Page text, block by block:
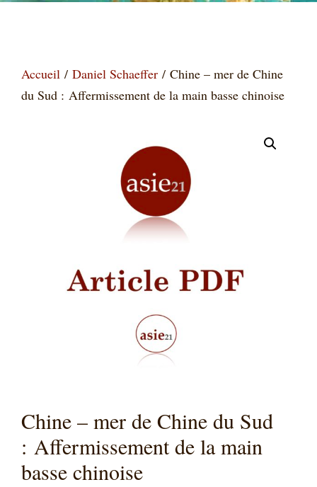
Accueil / Daniel Schaeffer / Chine – mer de Chine
du Sud : Affermissement de la main basse chinoise
Chine – mer de Chine du Sud
: Affermissement de la main
basse chinoise